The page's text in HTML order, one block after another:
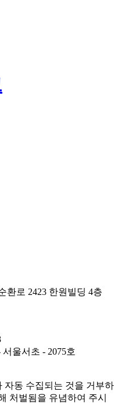
환로 2423 한원빌딩 4층
울서초 - 2075호
자동 수집되는 것을 거부하
처벌됨을 유념하여 주시